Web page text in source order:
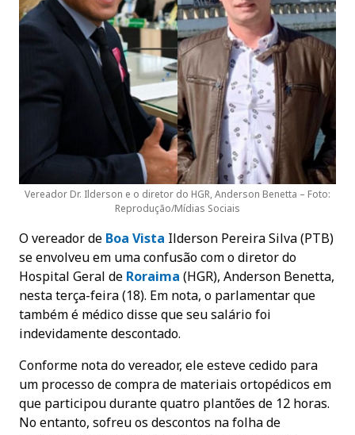
Vereador Dr. Ilderson e o diretor do HGR, Anderson Benetta – Foto:
Reprodução/Mídias Sociais
O vereador de Boa Vista Ilderson Pereira Silva (PTB)
se envolveu em uma confusão com o diretor do
Hospital Geral de Roraima (HGR), Anderson Benetta,
nesta terça-feira (18). Em nota, o parlamentar que
também é médico disse que seu salário foi
indevidamente descontado.
Conforme nota do vereador, ele esteve cedido para
um processo de compra de materiais ortopédicos em
que participou durante quatro plantões de 12 horas.
No entanto, sofreu os descontos na folha de